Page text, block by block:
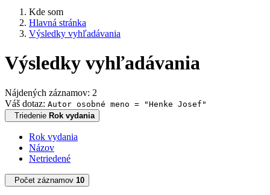
Kde som
Hlavná stránka
Výsledky vyhľadávania
Výsledky vyhľadávania
Nájdených záznamov: 2
Váš dotaz: Autor osobné meno = "Henke Josef"
Triedenie Rok vydania
Rok vydania
Názov
Netriedené
Počet záznamov 10